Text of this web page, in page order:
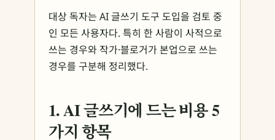
대상 독자는 AI 글쓰기 도구 도입을 검토 중
인 모든 사용자다. 특히 한 사람이 사적으로
쓰는 경우와 작가·블로거가 본업으로 쓰는
경우를 구분해 정리했다.
1. AI 글쓰기에 드는 비용 5
가지 항목